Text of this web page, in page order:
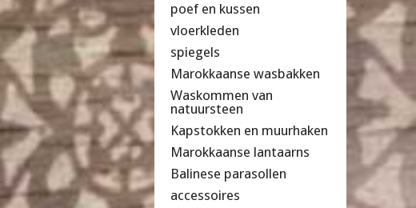
poef en kussen
vloerkleden
spiegels
Marokkaanse wasbakken
Waskommen van
natuursteen
Kapstokken en muurhaken
Marokkaanse lantaarns
Balinese parasollen
accessoires